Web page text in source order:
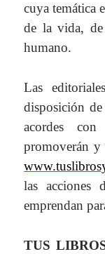
cuya temática
de la vida,
humano.
Las
disposición de
acordes
promoverán y
las acciones
emprendan
TUS